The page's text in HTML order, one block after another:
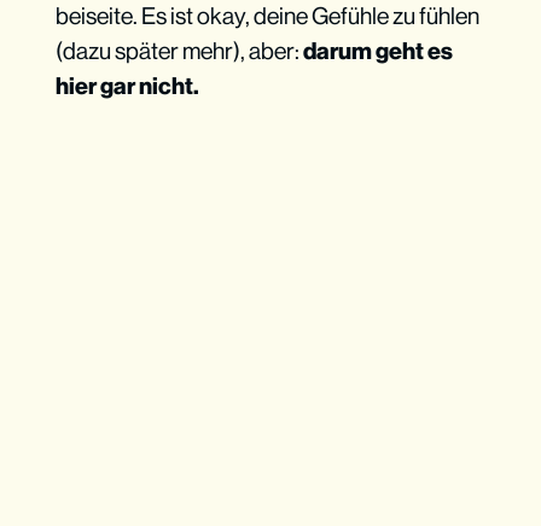
beiseite. Es ist okay, deine Gefühle zu fühlen
(dazu später mehr), aber:darum geht es
hier gar nicht.